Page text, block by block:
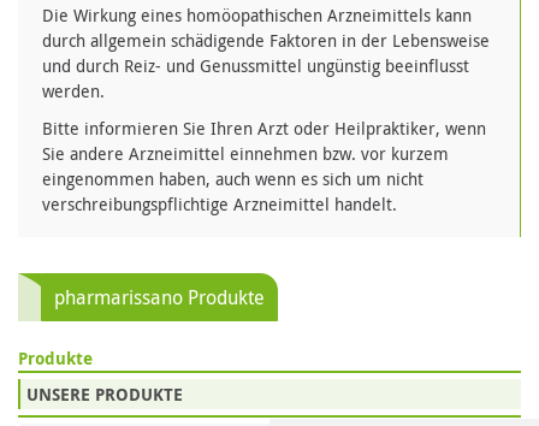
Die Wirkung eines homöopathischen Arzneimittels kann
durch allgemein schädigende Faktoren in der Lebensweise
und durch Reiz- und Genussmittel ungünstig beeinflusst
werden.
Bitte informieren Sie Ihren Arzt oder Heilpraktiker, wenn
Sie andere Arzneimittel einnehmen bzw. vor kurzem
eingenommen haben, auch wenn es sich um nicht
verschreibungspflichtige Arzneimittel handelt.
pharmarissano Produkte
Produkte
UNSERE PRODUKTE